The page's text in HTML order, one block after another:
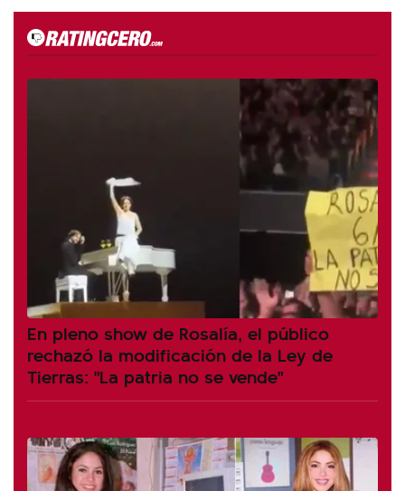
En pleno show de Rosalía, el público
rechazó la modificación de la Ley de
Tierras: "La patria no se vende"